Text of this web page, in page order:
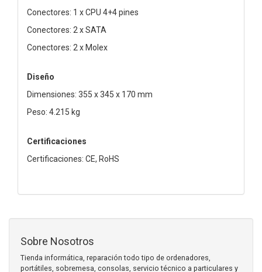
Conectores: 1 x CPU 4+4 pines
Conectores: 2 x SATA
Conectores: 2 x Molex
Diseño
Dimensiones: 355 x 345 x 170 mm
Peso: 4.215 kg
Certificaciones
Certificaciones: CE, RoHS
Sobre Nosotros
Tienda informática, reparación todo tipo de ordenadores,
portátiles, sobremesa, consolas, servicio técnico a particulares y